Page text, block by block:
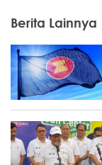
Berita Lainnya